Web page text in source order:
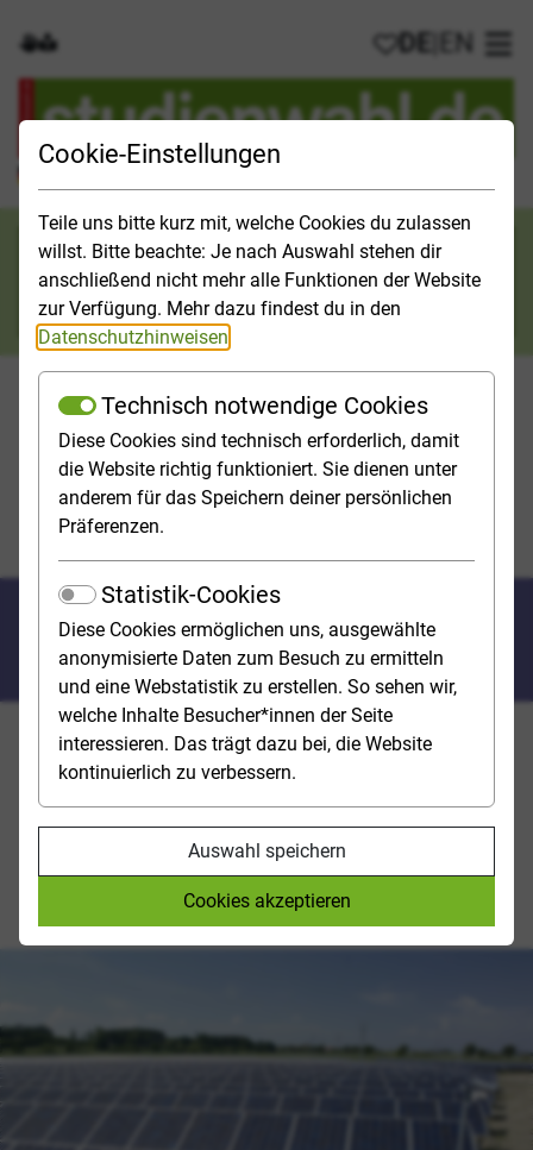
Cookie-Einstellungen
Teile uns bitte kurz mit, welche Cookies du zulassen
willst. Bitte beachte: Je nach Auswahl stehen dir
anschließend nicht mehr alle Funktionen der Website
zur Verfügung. Mehr dazu findest du in den
Datenschutzhinweisen
Technisch notwendige Cookies
Diese Cookies sind technisch erforderlich, damit
die Website richtig funktioniert. Sie dienen unter
anderem für das Speichern deiner persönlichen
Präferenzen.
Statistik-Cookies
Diese Cookies ermöglichen uns, ausgewählte
anonymisierte Daten zum Besuch zu ermitteln
und eine Webstatistik zu erstellen. So sehen wir,
welche Inhalte Besucher*innen der Seite
interessieren. Das trägt dazu bei, die Website
kontinuierlich zu verbessern.
Auswahl speichern
Cookies akzeptieren
Gebärdensprache
Leichte Sprache
Meine
DE EN
Suchkategorie
Orientieren Studieninfos Studienfelder
StartseiteStudienfelder
Energie­technik, Energie­
management
Die Energieerzeugung aus erneuerbaren Ressourcen
hat im Zuge der Energiewende enorm an Bedeutung
gewonnen und bestimmt heute maßgeblich dieses
Studienfeld. Ingenieur*innen der Energietechnik
forschen aber auch an innovativen Lösungen zur
gewonnene Energie langfristig nutzbar zu machen.